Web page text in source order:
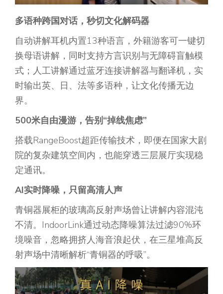
多语种跨国对话，秒切文化解码器
自动讲解耳机内置13种语言，外籍游客可一键切
换母语讲解，同时支持方言识别与无障碍盲触模
式；人工讲解通过蓝牙连接讲解器与翻译机，实
时输出英、日、法等多语种，让文化传播无边
界。
500米自由漫游，告别“掉线焦虑”​​
搭载RangeBoost超距传输技术，即便在国家大剧
院的复杂建筑空间内，也能穿透三层展厅实现稳
定通讯。
AI实时降噪 ， 只留高清人声
青铜器展柜的玻璃高反射声场曾让讲解内容混沌
不清。IndoorLink通过动态降噪算法过滤90%环
境噪音，忽略拥挤人海音浪起伏，在三星堆高反
射声场中清晰解析“青铜器的呼吸”。